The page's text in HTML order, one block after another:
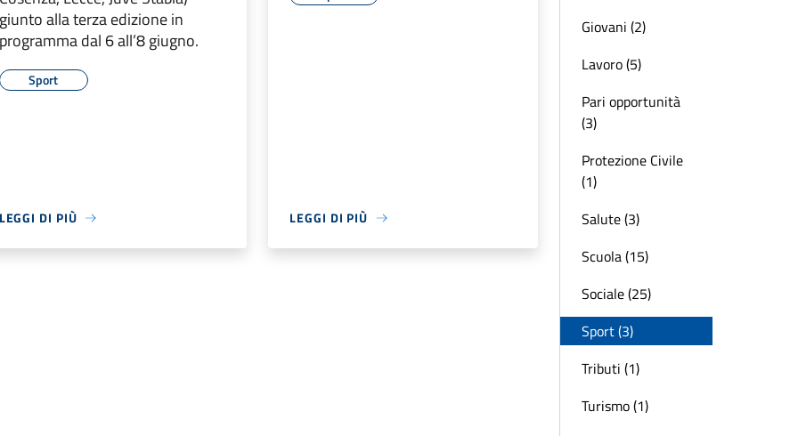
alla terza edizione in
dal 6 all’8 giugno.
Sport
DI PIÙ LEGGI DI PIÙ
Giovani (2)
Lavoro (5)
Pari opportunità
(3)
Protezione Civile
(1)
Salute (3)
Scuola (15)
Sociale (25)
Sport (3)
Tributi (1)
Turismo (1)